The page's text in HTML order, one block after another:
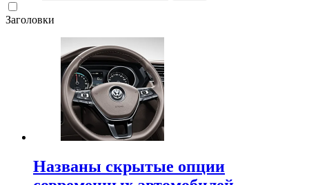
Заголовки
Названы скрытые опции